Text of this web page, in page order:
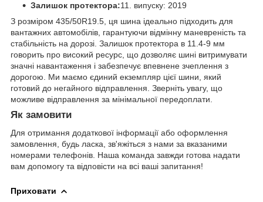
Залишок протектора:11. випуску: 2019
З розміром 435/50R19.5, ця шина ідеально підходить для
вантажних автомобілів, гарантуючи відмінну маневреність та
стабільність на дорозі. Залишок протектора в 11.4-9 мм
говорить про високий ресурс, що дозволяє шині витримувати
значні навантаження і забезпечує впевнене зчеплення з
дорогою. Ми маємо єдиний екземпляр цієї шини, який
готовий до негайного відправлення. Зверніть увагу, що
можливе відправлення за мінімальної передоплати.
Як замовити
Для отримання додаткової інформації або оформлення
замовлення, будь ласка, зв'яжіться з нами за вказаними
номерами телефонів. Наша команда завжди готова надати
вам допомогу та відповісти на всі ваші запитання!
Приховати